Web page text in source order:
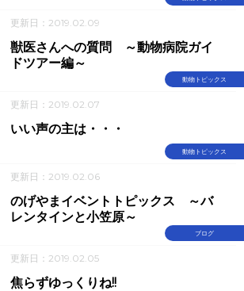
更新日：2019.02.09
動物トピックス
獣医さんへの質問 ～動物病院ガイ
ドツアー編～
更新日：2019.02.07
動物トピックス
いい声の主は・・・
更新日：2019.02.06
ブログ
のげやまイベントトピックス ～バ
レンタインと小笠原～
更新日：2019.02.05
焦らずゆっくりね!!